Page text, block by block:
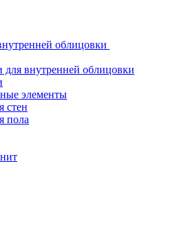
облицовки
для внутренней облицовки
элементы
стен
пола